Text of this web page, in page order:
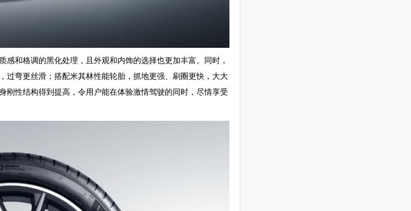
感和格调的黑化处理，且外观和内饰的选择也更加丰富。同时，
过弯更丝滑；搭配米其林性能轮胎，抓地更强、刷圈更快，大大
刚性结构得到提高，令用户能在体验激情驾驶的同时，尽情享受